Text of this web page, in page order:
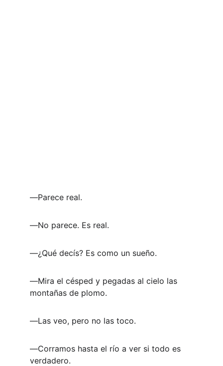
―Parece real.
―No parece. Es real.
―¿Qué decís? Es como un sueño.
―Mira el césped y pegadas al cielo las
montañas de plomo.
―Las veo, pero no las toco.
―Corramos hasta el río a ver si todo es
verdadero.